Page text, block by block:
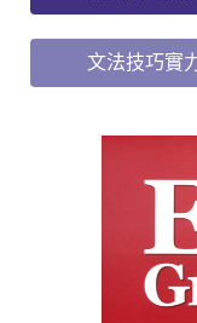
文法技巧實